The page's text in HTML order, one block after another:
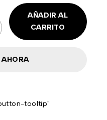
AÑADIR AL
CARRITO
tooltip"